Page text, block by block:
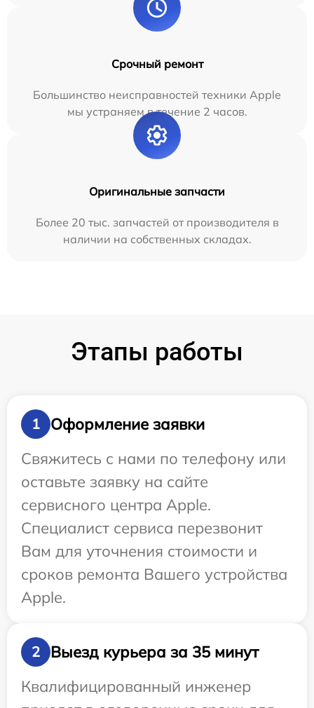
Срочный ремонт
Большинство неисправностей техники Apple
мы устраняем в течение 2 часов.
Оригинальные запчасти
Более 20 тыс. запчастей от производителя в
наличии на собственных складах.
Этапы работы
1
Оформление заявки
Свяжитесь с нами по телефону или
оставьте заявку на сайте
сервисного центра Apple.
Специалист сервиса перезвонит
Вам для уточнения стоимости и
сроков ремонта Вашего устройства
Apple.
2
Выезд курьера за 35 минут
Квалифицированный инженер